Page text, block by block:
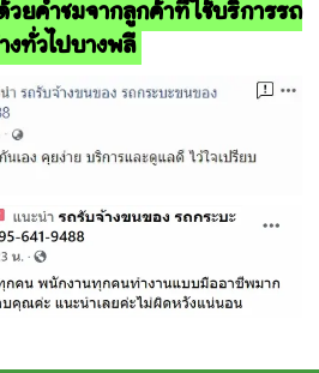
ยคำชมจากลูกค้าที่ใช้บริการรถ
งทั่วไปบางพลี